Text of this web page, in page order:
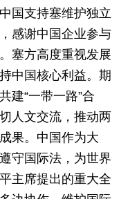
国支持塞维护独立
感谢中国企业参与
塞方高度重视发展
中国核心利益。期
建“一带一路”合
人文交流，推动两
果。中国作为大
守国际法，为世界
主席提出的重大全